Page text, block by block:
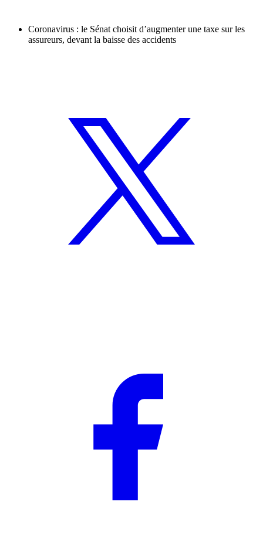
Coronavirus : le Sénat choisit d’augmenter une taxe sur les
assureurs, devant la baisse des accidents